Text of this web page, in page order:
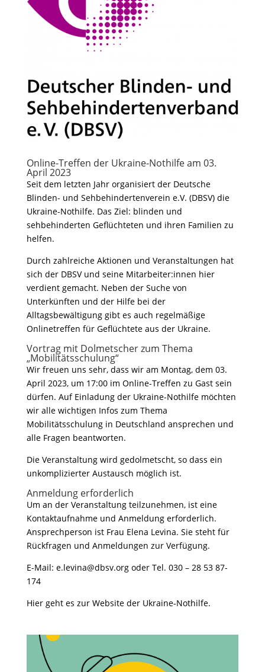
Online-Treffen der Ukraine-Nothilfe am 03.
April 2023
Seit dem letzten Jahr organisiert der Deutsche
Blinden- und Sehbehindertenverein e.V. (DBSV) die
Ukraine-Nothilfe. Das Ziel: blinden und
sehbehinderten Geflüchteten und ihren Familien zu
helfen.
Durch zahlreiche Aktionen und Veranstaltungen hat
sich der DBSV und seine Mitarbeiter:innen hier
verdient gemacht. Neben der Suche von
Unterkünften und der Hilfe bei der
Alltagsbewältigung gibt es auch regelmäßige
Onlinetreffen für Geflüchtete aus der Ukraine.
Vortrag mit Dolmetscher zum Thema
„Mobilitätsschulung“
Wir freuen uns sehr, dass wir am Montag, dem 03.
April 2023, um 17:00 im Online-Treffen zu Gast sein
dürfen. Auf Einladung der Ukraine-Nothilfe möchten
wir alle wichtigen Infos zum Thema
Mobilitätsschulung in Deutschland ansprechen und
alle Fragen beantworten.
Die Veranstaltung wird gedolmetscht, so dass ein
unkomplizierter Austausch möglich ist.
Anmeldung erforderlich
Um an der Veranstaltung teilzunehmen, ist eine
Kontaktaufnahme und Anmeldung erforderlich.
Ansprechperson ist Frau Elena Levina. Sie steht für
Rückfragen und Anmeldungen zur Verfügung.
E-Mail: e.levina@dbsv.orgoder Tel. 030 – 28 53 87-
174
Hier geht es zur Website der Ukraine-Nothilfe.